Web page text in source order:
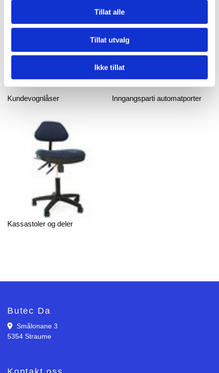
Tillat alle
Tillat utvalg
Ikke tillat
Kundevognlåser Inngangsparti automatporter
Kassastoler og deler
Butec Da
 Smålonane 3
5354 Straume